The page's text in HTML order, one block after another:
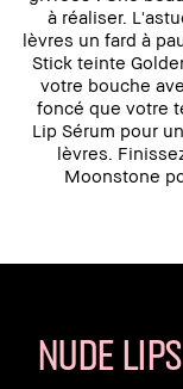
à réaliser.
lèvres un fard à
Stick teinte
votre bouche
foncé que votre
Lip Sérum pour
lèvres.
Moonstone
NUDE LIPS